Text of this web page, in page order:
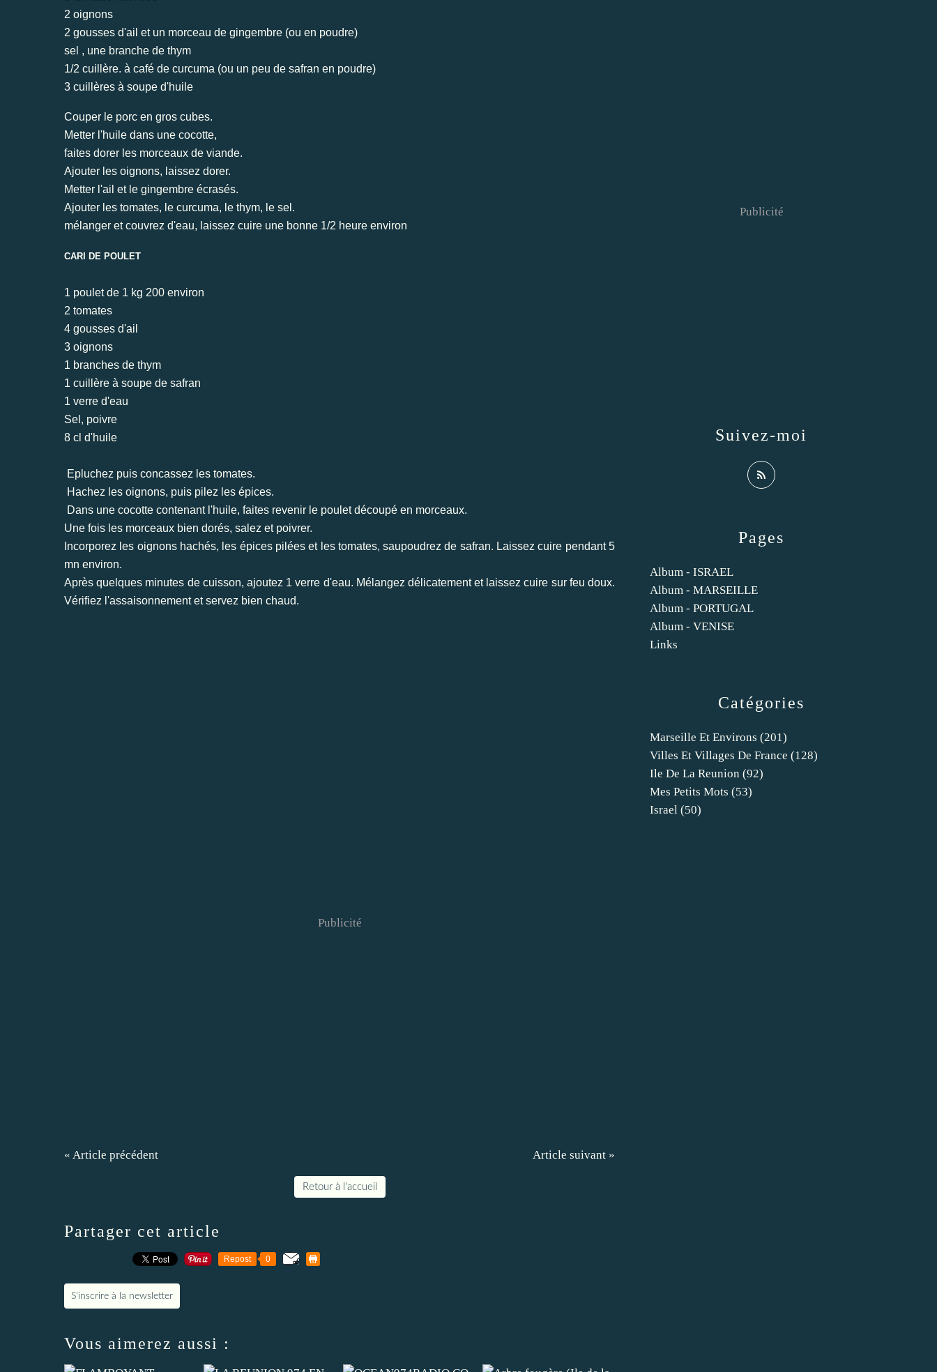
2 oignons
2 gousses d'ail et un morceau de gingembre (ou en poudre)
sel , une branche de thym
1/2 cuillère. à café de curcuma (ou un peu de safran en poudre)
3 cuillères à soupe d'huile
Couper le porc en gros cubes.
Metter l'huile dans une cocotte,
faites dorer les morceaux de viande.
Ajouter les oignons, laissez dorer.
Metter l'ail et le gingembre écrasés.
Ajouter les tomates, le curcuma, le thym, le sel.
mélanger et couvrez d'eau, laissez cuire une bonne 1/2 heure environ
CARI DE POULET
1 poulet de 1 kg 200 environ
2 tomates
4 gousses d'ail
3 oignons
1 branches de thym
1 cuillère à soupe de safran
1 verre d'eau
Sel, poivre
8 cl d'huile
Epluchez puis concassez les tomates.
Hachez les oignons, puis pilez les épices.
Dans une cocotte contenant l'huile, faites revenir le poulet découpé en morceaux.
Une fois les morceaux bien dorés, salez et poivrer.
Incorporez les oignons hachés, les épices pilées et les tomates, saupoudrez de safran. Laissez cuire pendant 5
mn environ.
Après quelques minutes de cuisson, ajoutez 1 verre d'eau. Mélangez délicatement et laissez cuire sur feu doux.
Vérifiez l'assaisonnement et servez bien chaud.
Publicité
« Article précédent Article suivant »
Retour à l'accueil
Partager cet article
Repost 0
S'inscrire à la newsletter
Vous aimerez aussi :
Catégories
Marseille Et Environs (201)
Villes Et Villages De France (128)
Ile De La Reunion (92)
Mes Petits Mots (53)
Israel (50)
Pages
Album - ISRAEL
Album - MARSEILLE
Album - PORTUGAL
Album - VENISE
Links
Suivez-moi
Publicité